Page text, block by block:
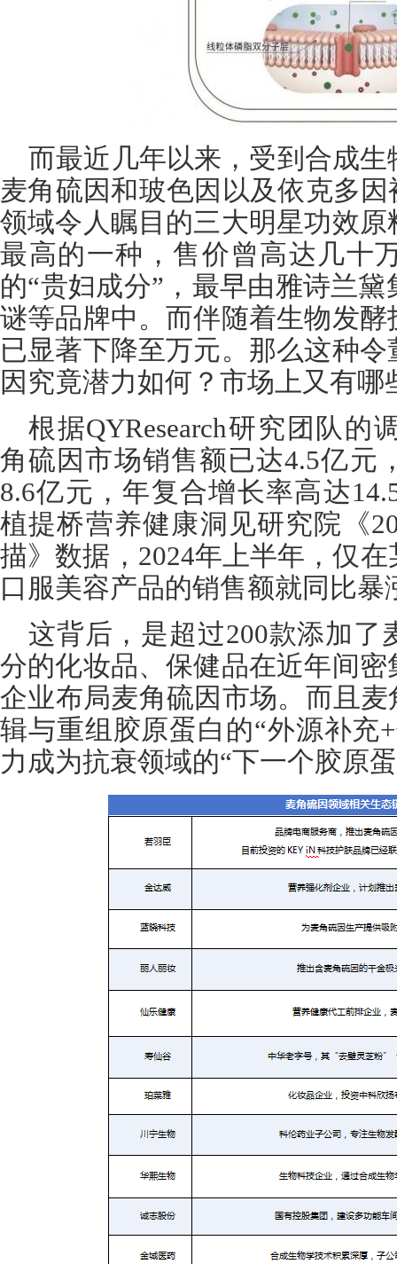
而最近几年以来，受到合成
麦角硫因和玻色因以及依克多
领域令人瞩目的三大明星功效
最高的一种，售价曾高达几十
的“贵妇成分”，最早由雅诗兰
谜等品牌中。而伴随着生物发
已显著下降至万元。那么这种
因究竟潜力如何？市场上又有
根据QYResearch研究团队的
角硫因市场销售额已达4.5亿元
8.6亿元，年复合增长率高达
植提桥营养健康洞见研究院《
描》数据，2024年上半年，仅
口服美容产品的销售额就同比暴
这背后，是超过200款添加了
分的化妆品、保健品在近年间
企业布局麦角硫因市场。而且
辑与重组胶原蛋白的“外源补充
力成为抗衰领域的“下一个胶原